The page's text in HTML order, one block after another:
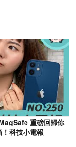
重磅回歸你
科技小電報